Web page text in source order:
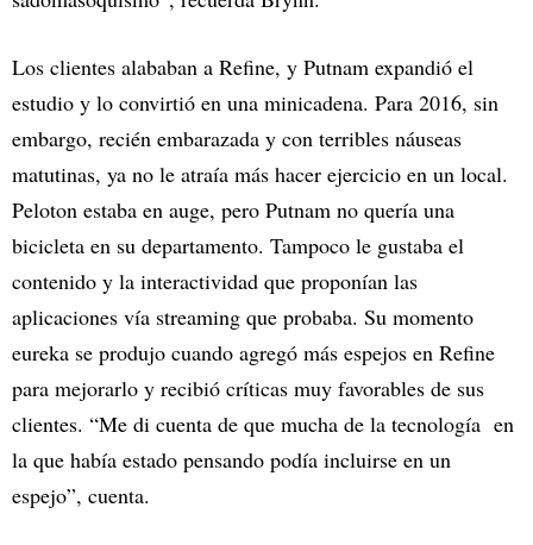
Los clientes alababan a Refine, y Putnam expandió el
estudio y lo convirtió en una minicadena. Para 2016, sin
embargo, recién embarazada y con terribles náuseas
matutinas, ya no le atraía más hacer ejercicio en un local.
Peloton estaba en auge, pero Putnam no quería una
bicicleta en su departamento. Tampoco le gustaba el
contenido y la interactividad que proponían las
aplicaciones vía streaming que probaba. Su momento
eureka se produjo cuando agregó más espejos en Refine
para mejorarlo y recibió críticas muy favorables de sus
clientes. “Me di cuenta de que mucha de la tecnología en
la que había estado pensando podía incluirse en un
espejo”, cuenta.